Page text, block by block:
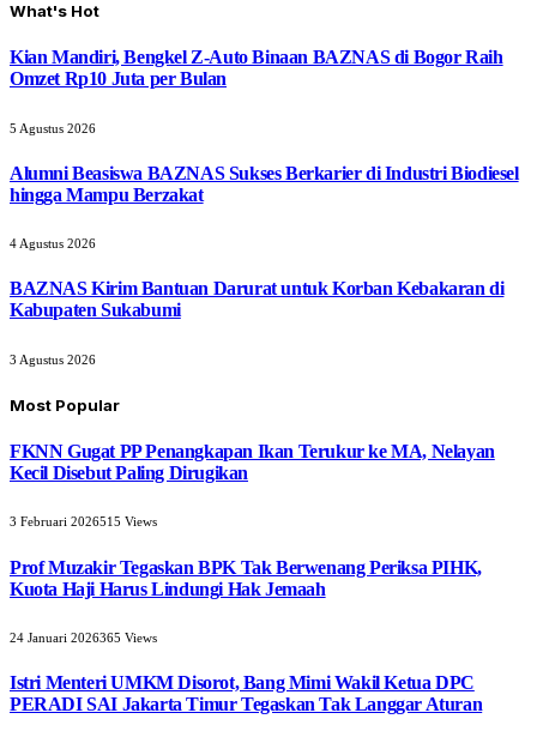
What's Hot
Kian Mandiri, Bengkel Z-Auto Binaan BAZNAS di Bogor Raih
Omzet Rp10 Juta per Bulan
5 Agustus 2026
Alumni Beasiswa BAZNAS Sukses Berkarier di Industri Biodiesel
hingga Mampu Berzakat
4 Agustus 2026
BAZNAS Kirim Bantuan Darurat untuk Korban Kebakaran di
Kabupaten Sukabumi
3 Agustus 2026
Most Popular
FKNN Gugat PP Penangkapan Ikan Terukur ke MA, Nelayan
Kecil Disebut Paling Dirugikan
3 Februari 2026515 Views
Prof Muzakir Tegaskan BPK Tak Berwenang Periksa PIHK,
Kuota Haji Harus Lindungi Hak Jemaah
24 Januari 2026365 Views
Istri Menteri UMKM Disorot, Bang Mimi Wakil Ketua DPC
PERADI SAI Jakarta Timur Tegaskan Tak Langgar Aturan